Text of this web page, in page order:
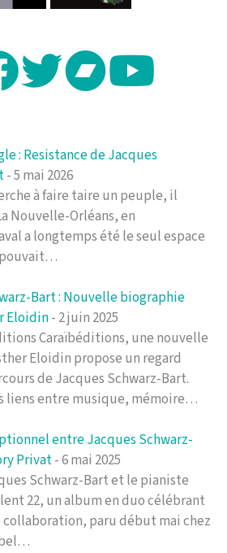
: Resistance de Jacques
- 5 mai 2026
à faire taire un peuple, il
Nouvelle-Orléans, en
a longtemps été le seul espace
pouvait…
Bart : Nouvelle biographie
Eloidin- 2 juin 2025
Caraïbéditions, une nouvelle
Eloidin propose un regard
de Jacques Schwarz-Bart.
liens entre musique, mémoire…
entre Jacques Schwarz-
Privat- 6 mai 2025
Schwarz-Bart et le pianiste
22, un album en duo célébrant
collaboration, paru début mai chez